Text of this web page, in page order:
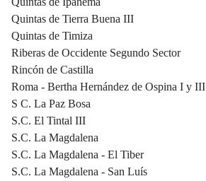
Quintas de Tierra Buena III
Quintas de Timiza
Riberas de Occidente Segundo Sector
Rincón de Castilla
Roma - Bertha Hernández de Ospina I y III
S C. La Paz Bosa
S.C. El Tintal III
S.C. La Magdalena
S.C. La Magdalena - El Tiber
S.C. La Magdalena - San Luís